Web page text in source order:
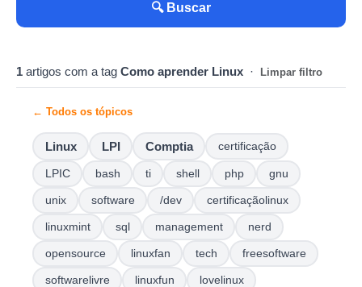
🔍 Buscar
1 artigos com a tag Como aprender Linux · Limpar filtro
← Todos os tópicos
Linux LPI Comptia certificação
LPIC bash ti shell php gnu
unix software /dev certificaçãolinux
linuxmint sql management nerd
opensource linuxfan tech freesoftware
softwarelivre linuxfun lovelinux